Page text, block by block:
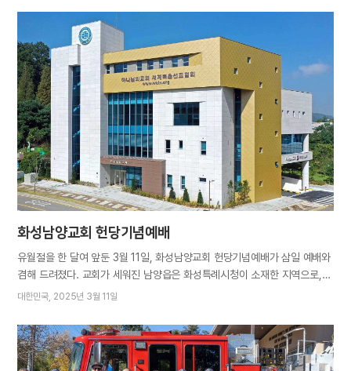
후 세미나장에 들어선 직장인들을 다채로운 부대행사가 반겼다. 참석자들은
캘리그래피 엽서 코너에서 스스로에게 전하는 응원 문구와 아기자기한
그림이 담긴 엽서를 골라 들고 화사한 분홍빛 포토존에서 사진을 찍었다.
아세즈 와오(ASEZ WAO, 하나님의교회 직장인청년봉사단)가 마련한
커피박 만들기 코너에서 다양한 캐릭터 모양으로 굳힌 커피박(커피 찌꺼기)
에 색을 입혀 자신만의 키링을 만드는 데 몰입하기도 했다. 오후 8시경,
체임버 오케스트라의 아름다운 선율이 세미나의 문을 열었다. 하나님의 교회
새노래 ‘이렇게 아름다운 날’이 통통 튀는 발랄한 음률로 연주되고, 이어
잔잔하면서도 감미로운 〈하울의 움직이는 성〉 OST ‘인생의 회전목마’ 등이
연달아…
화성남양교회 헌당기념예배
유월절을 한 달여 앞둔 3월 11일, 화성남양교회 헌당기념예배가 삼일 예배와
겸해 드려졌다. 교회가 세워진 남양읍은 화성특례시청이 소재한 지역으로,
서울보다 면적이 넓은 화성에서도 서부권의 중심지다. 동탄신도시, 병점동,
평택 등지에서도 성도와 지역민의 축하가 잇따랐다. 어머니께서는 성전
완공의 순간을 맞기까지 일치한 마음으로 기도와 정성을 들인 성도들의
노고를 격려하시며 넓고 아름다운 성전이 영적 알곡들로 채워지고, 성도들의
대한민국 2025년 3월 11일